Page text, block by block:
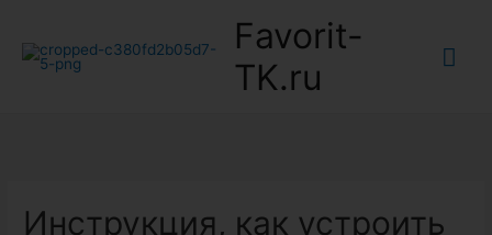
Favorit-
TK.ru
Инструкция, как устроить